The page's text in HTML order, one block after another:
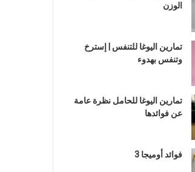
الوزن
تمارين اليوغا للتنفس | إسترخ
وتنفس بهدوء
تمارين اليوغا للحامل نظرة عامة
عن فوائدها
فوائد أوميجا 3